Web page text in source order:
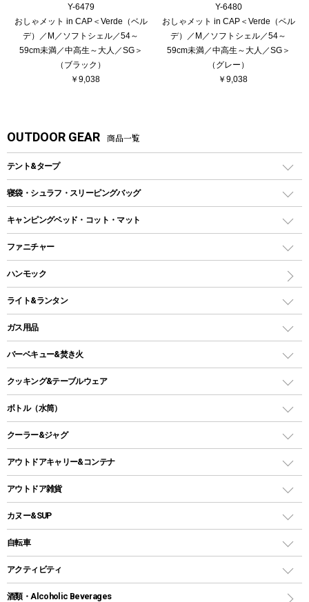
Y-6479
おしゃメット in CAP＜Verde（ベル
デ）／M／ソフトシェル／54～
59cm未満／中高生～大人／SG＞
（ブラック）
￥9,038
Y-6480
おしゃメット in CAP＜Verde（ベル
デ）／M／ソフトシェル／54～
59cm未満／中高生～大人／SG＞
（グレー）
￥9,038
OUTDOOR GEAR 商品一覧
テント&タープ
テント
ツールームテント
ワンポールテント
シェルターテント
ロッジ型・オリジナルテント
タープ
スクエアタープ（レクタタープ）
メッシュタープ
自立式タープ
パラソル
テントアクセサリー
ペグ
グランドシート
ガイドロープ
ツール
寝袋・シュラフ・スリーピングバッグ
レクタングラー型（封筒型）シュラフ
インナーシュラフ
キャンピングベッド・コット・マット
キャンピングベッド・コット
インフレータブルマット
ファニチャー
アウトドアテーブル
レジャーシート
ハンモック
ライト&ランタン
LEDランタン
ガスランタン
オイルランタン
LEDライト
ヘッドライト
キャンドル
ガス用品
ガスバーナー
ガス缶
ガストーチ、ライター
バーベキュー&焚き火
バーベキューコンロ、グリル
焚き火台タイプ（ロースタイル）グリル
卓上タイプグリル
パーティータイプグリル
鉄板、アミ
焚き火台&ストーブ
火起こし
クッキング&テーブルウェア
ダッチオーブン
ホットサンドメーカー
クッカーセット
シェラカップ
クッキングツール
ナイフ
ボトル（水筒）
ステンレスボトル
コップ付きタイプ
ワンタッチタイプ
プラスチックボトル
ディズニーボトル
クーラー&ジャグ
クーラーボックス
クーラーバッグ
ウォータージャグ
保冷剤
アウトドアキャリー&コンテナ
アウトドアキャリー
アウトドア雑貨
バックパック&バッグ
リュック、バックパック
トートバッグ、サコッシュ
ショッピングキャリー
カヌー&SUP
インフレータブル
カヤック
自転車
折りたたみ自転車
スポーツサイクル
アクティビティ
マリン
酒類・Alcoholic Beverages